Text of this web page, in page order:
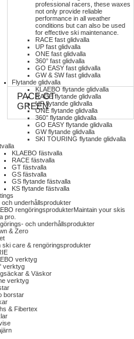
professional racers, these waxes
not only provide reliable
performance in all weather
conditions but can also be used
for effective ski maintenance.
RACE fast glidvalla
UP fast glidvalla
ONE fast glidvalla
360° fast glidvalla
GO EASY fast glidvalla
GW & SW fast glidvalla
Flytande glidvalla
KLAEBO flytande glidvalla
RACE flytande glidvalla
UP flytande glidvalla
ONE flytande glidvalla
360° flytande glidvalla
GO EASY flytande glidvalla
GW flytande glidvalla
SKI TOURING flytande glidvalla
KLAEBO fästvalla
RACE fästvalla
GT fästvalla
GS fästvalla
GS flytande fästvalla
KS flytande fästvalla
och underhållsprodukter
rengöringsprodukterMaintain your skis
pro.
och underhållsprodukter
& Zero
ski care & rengöringsprodukter
verktyg
verktyg
& Väskor
verktyg
borstar
& Fibertex
PACE GT
GREEN